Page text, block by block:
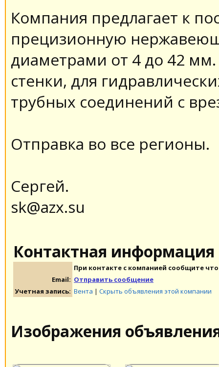
Компания предлагает к
прецизионную
диаметрами от 4 до 42
стенки, для
трубных соединений с
Отправка во все регионы.
Сергей.
sk@azx.su
Контактная информация
При контакте с компанией сообщите
Email: Отправить сообщение
Учетная запись: Вента | Скрыть объявления этой компании
Изображения